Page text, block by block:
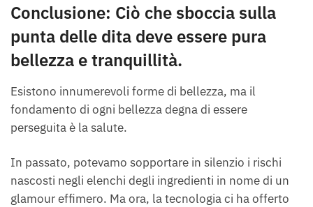
Conclusione: Ciò che sboccia sulla
punta delle dita deve essere pura
bellezza e tranquillità.
Esistono innumerevoli forme di bellezza, ma il
fondamento di ogni bellezza degna di essere
perseguita è la salute.
In passato, potevamo sopportare in silenzio i rischi
nascosti negli elenchi degli ingredienti in nome di un
glamour effimero. Ma ora, la tecnologia ci ha offerto